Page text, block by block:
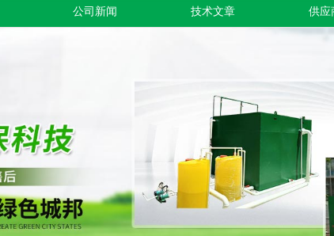
公司新闻 技术文章 供应